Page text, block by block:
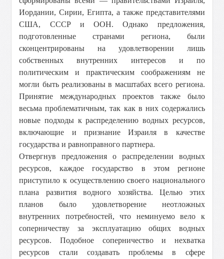
Иордании, Сирии, Египта, а также представителями
США, СССР и ООН. Однако предложения,
подготовленные странами региона, были
сконцентрированы на удовлетворении лишь
собственных внутренних интересов и по
политическим и практическим соображениям не
могли быть реализованы в масштабах всего региона.
Принятие международных проектов также было
весьма проблематичным, так как в них содержались
новые подходы к распределению водных ресурсов,
включающие и признание Израиля в качестве
государства и равноправного партнера.
Отвергнув предложения о распределении водных
ресурсов, каждое государство в этом регионе
приступило к осуществлению своего национального
плана развития водного хозяйства. Целью этих
планов было удовлетворение неотложных
внутренних потребностей, что неминуемо вело к
соперничеству за эксплуатацию общих водных
ресурсов. Подобное соперничество и нехватка
ресурсов стали создавать проблемы в сфере